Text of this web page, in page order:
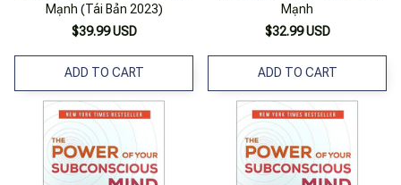
Mạnh (Tái Bản 2023)
$39.99 USD
ADD TO CART
Mạnh
$32.99 USD
ADD TO CART